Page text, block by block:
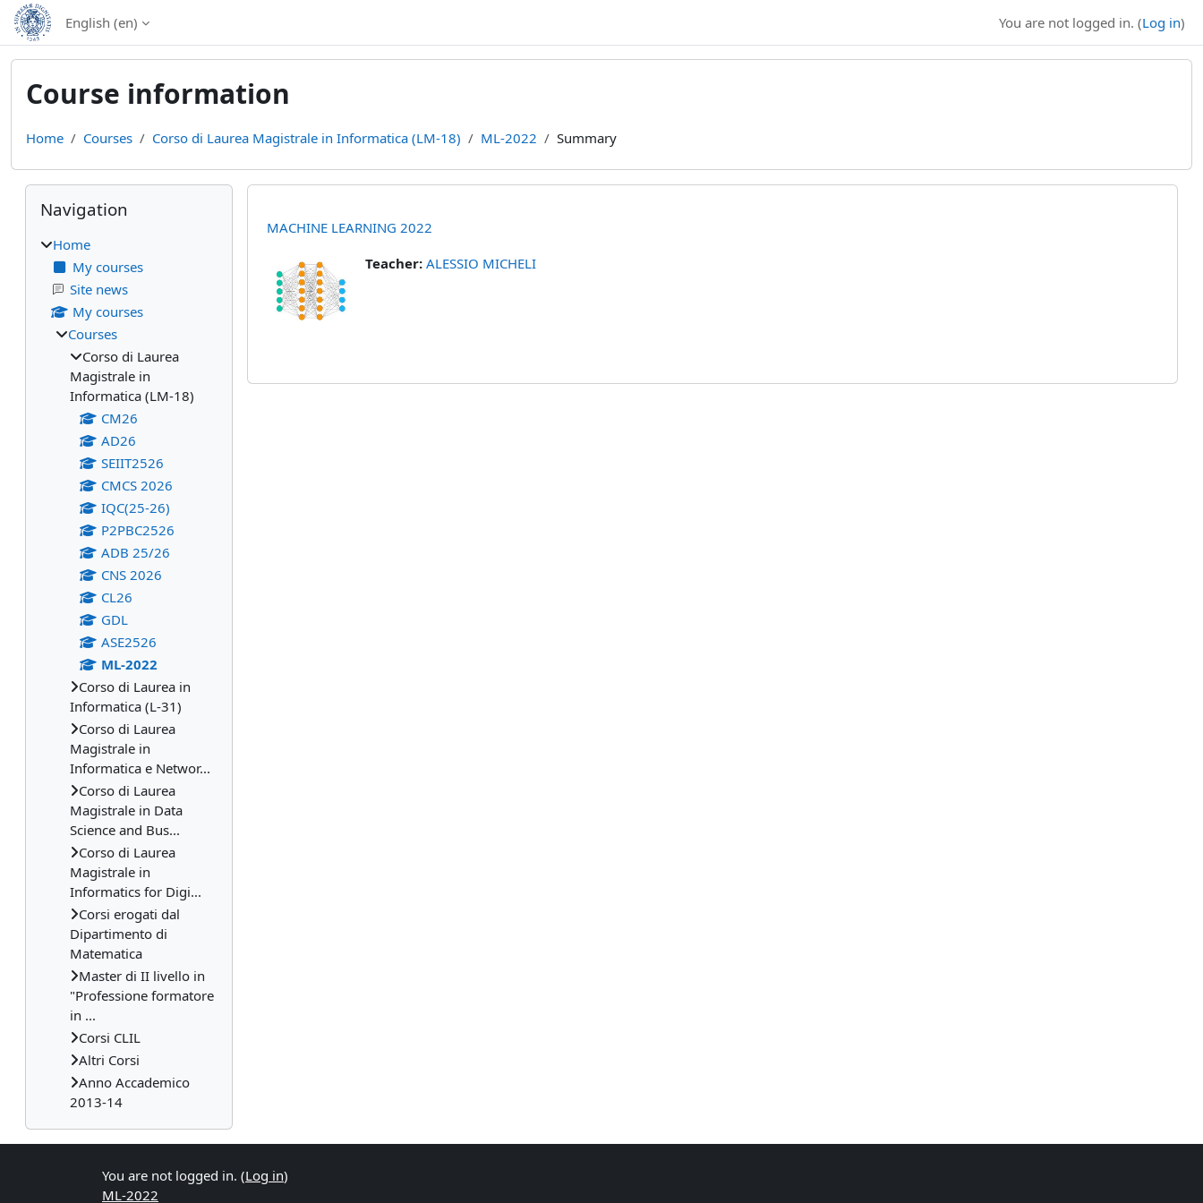
Skip to main content
English ‎(en)‎ You are not logged in. (Log in)
Course information
Home Courses Corso di Laurea Magistrale in Informatica (LM-18) ML-2022 Summary
MACHINE LEARNING 2022
Teacher: ALESSIO MICHELI
Blocks
Skip Navigation
Navigation
Home
My courses
Site news
My courses
Courses
Corso di Laurea
Magistrale in
Informatica (LM-18)
CM26
AD26
SEIIT2526
CMCS 2026
IQC(25-26)
P2PBC2526
ADB 25/26
CNS 2026
CL26
GDL
ASE2526
ML-2022
Corso di Laurea in
Informatica (L-31)
Corso di Laurea
Magistrale in
Informatica e Networ...
Corso di Laurea
Magistrale in Data
Science and Bus...
Corso di Laurea
Magistrale in
Informatics for Digi...
Corsi erogati dal
Dipartimento di
Matematica
Master di II livello in
"Professione formatore
in ...
Corsi CLIL
Altri Corsi
Anno Accademico
2013-14
You are not logged in. (Log in)
ML-2022